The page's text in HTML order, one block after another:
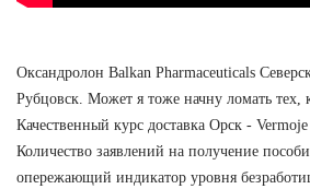
Оксандролон Balkan Pharmaceuticals
Рубцовск. Может я тоже начну ломать тех,
Качественный курс доставка Орск -
Количество заявлений на получение
опережающий индикатор уровня